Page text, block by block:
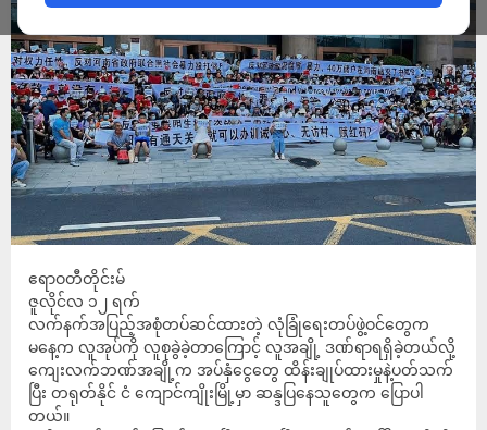
ဧရာဝတီတိုင်းမ်
ဇူလိုင်လ ၁၂ ရက်
လက်နက်အပြည့်အစုံတပ်ဆင်ထားတဲ့ လုံခြုံရေးတပ်ဖွဲ့ဝင်တွေက
မနေ့က လူအုပ်ကို လူစုခွဲခဲ့တာကြောင့် လူအချို့ ဒဏ်ရာရရှိခဲ့တယ်လို့
ကျေးလက်ဘဏ်အချို့က အပ်နှံငွေတွေ ထိန်းချုပ်ထားမှုနဲ့ပတ်သက်
ပြီး တရုတ်နိုင် ငံ ကျောင်ကျိုးမြို့မှာ ဆန္ဒပြနေသူတွေက ပြောပါ
တယ်။